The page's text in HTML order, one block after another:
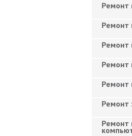
Ремонт
Ремонт
Ремонт
Ремонт
Ремонт
Ремонт
Ремонт